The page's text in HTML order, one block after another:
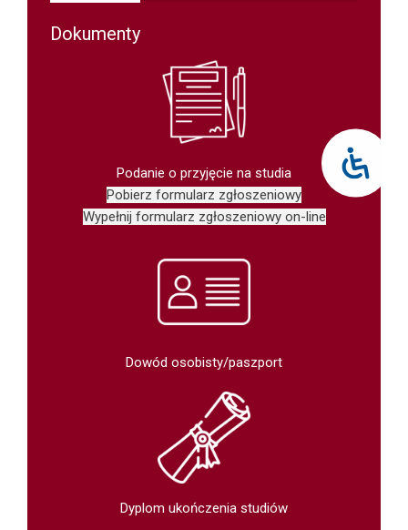
Dokumenty
Podanie o przyjęcie na studia
Pobierz formularz zgłoszeniowy
Wypełnij formularz zgłoszeniowy on-line
Dowód osobisty/paszport
Dyplom ukończenia studiów